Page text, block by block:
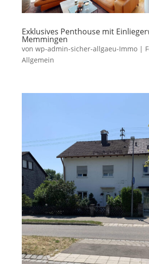
Exklusives Penthouse mit
Memmingen
von wp-admin-sicher-allgaeu-Immo|
Allgemein